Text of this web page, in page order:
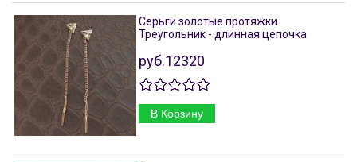
Серьги золотые протяжки
Треугольник - длинная цепочка
руб.12320
В Корзину